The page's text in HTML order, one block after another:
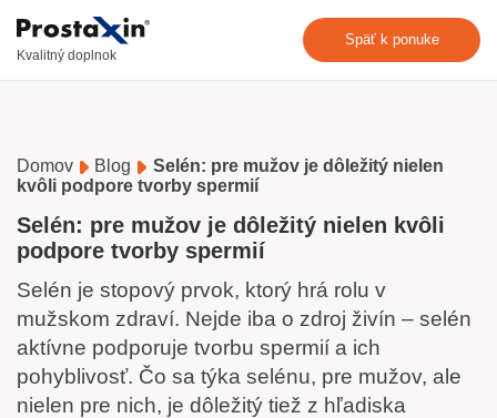
Kvalitný doplnok
Späť k ponuke
Domov Blog
Selén: pre mužov je dôležitý nielen
kvôli podpore tvorby spermií
Selén: pre mužov je dôležitý nielen kvôli
podpore tvorby spermií
Selén je stopový prvok, ktorý hrá rolu v
mužskom zdraví. Nejde iba o zdroj živín – selén
aktívne podporuje tvorbu spermií a ich
pohyblivosť. Čo sa týka selénu, pre mužov, ale
nielen pre nich, je dôležitý tiež z hľadiska